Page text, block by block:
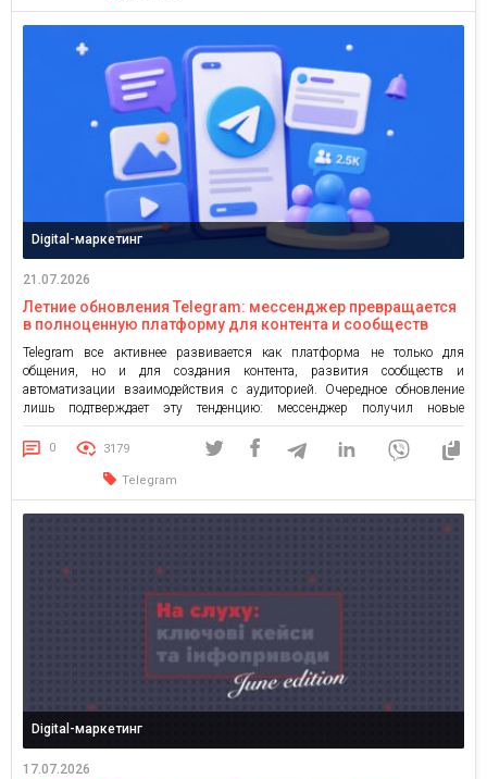
Digital-маркетинг
21.07.2026
Летние обновления Telegram: мессенджер превращается
в полноценную платформу для контента и сообществ
Telegram все активнее развивается как платформа не только для
общения, но и для создания контента, развития сообществ и
автоматизации взаимодействия с аудиторией. Очередное обновление
лишь подтверждает эту тенденцию: мессенджер получил новые
инструменты для публикации объемных материалов, управления
несколькими чатами и персонализированной работы ботов. ИИ-редактор
текста в Telegram Одним из главных нововведений стал текстовый
0 3179
Telegram
Digital-маркетинг
17.07.2026